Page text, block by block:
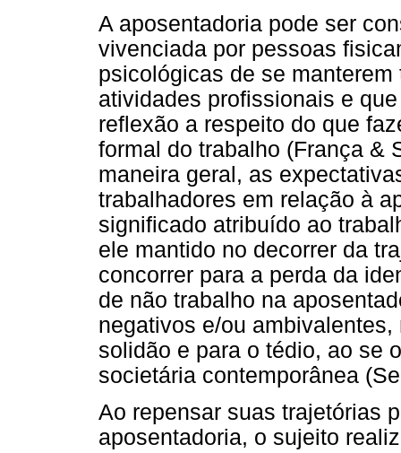
A aposentadoria pode ser
vivenciada por pessoas
psicológicas de se
atividades profissionais e
reflexão a respeito do que
formal do trabalho (França &
maneira geral, as
trabalhadores em relação à
significado atribuído ao
ele mantido no decorrer da
concorrer para a perda da
de não trabalho na
negativos e/ou
solidão e para o tédio, ao se
societária contemporânea
Ao repensar suas trajetórias
aposentadoria, o sujeito